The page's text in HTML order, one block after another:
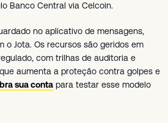
Banco Central via Celcoin.
no aplicativo de mensagens,
o Jota. Os recursos são geridos em
com trilhas de auditoria e
aumenta a proteção contra golpes e
sua conta para testar esse modelo